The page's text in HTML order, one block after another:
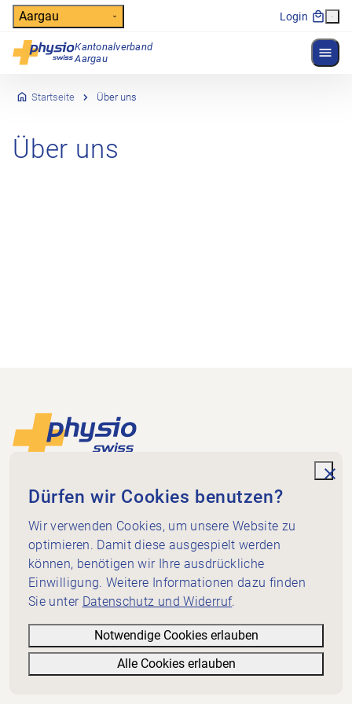
Header
Aargau Login
Kantonalverband
Aargau
Hauptnavigation
Startseite Über uns
Über uns
Footer
Physio Aargau
5610 Wohlen
079 457 66 14
sekretariat@ag.physioswiss.ch
Social Media
Schnellzugriff
Webinare
Kontakt
Dürfen wir Cookies benutzen?
Wir verwenden Cookies, um unsere Website zu
optimieren. Damit diese ausgespielt werden
können, benötigen wir Ihre ausdrückliche
Einwilligung. Weitere Informationen dazu finden
Sie unter Datenschutz und Widerruf.
Notwendige Cookies erlauben
Alle Cookies erlauben